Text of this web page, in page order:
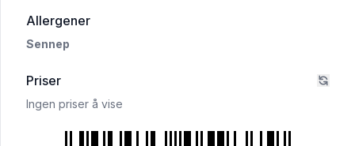
Allergeneri 'Reinsdyrpølse 300g Toten Kjøtt'
Sennep
Priser
Ingen priser å vise